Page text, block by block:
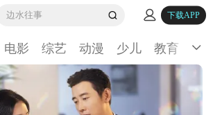
边水往事 下载APP
电影 综艺 动漫 少儿 教育 生